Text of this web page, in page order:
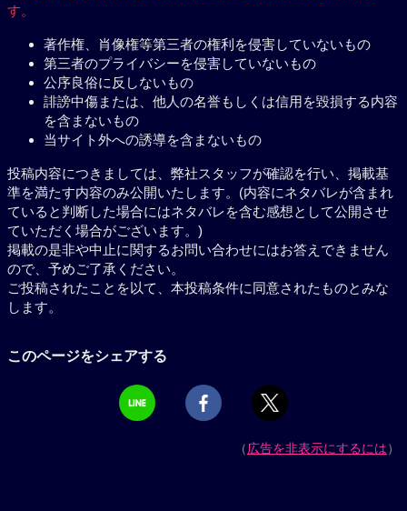
す。
著作権、肖像権等第三者の権利を侵害していないもの
第三者のプライバシーを侵害していないもの
公序良俗に反しないもの
誹謗中傷または、他人の名誉もしくは信用を毀損する内容
を含まないもの
当サイト外への誘導を含まないもの
投稿内容につきましては、弊社スタッフが確認を行い、掲載基
準を満たす内容のみ公開いたします。(内容にネタバレが含まれ
ていると判断した場合にはネタバレを含む感想として公開させ
ていただく場合がございます。)
掲載の是非や中止に関するお問い合わせにはお答えできません
ので、予めご了承ください。
ご投稿されたことを以て、本投稿条件に同意されたものとみな
します。
このページをシェアする
（広告を非表示にするには）